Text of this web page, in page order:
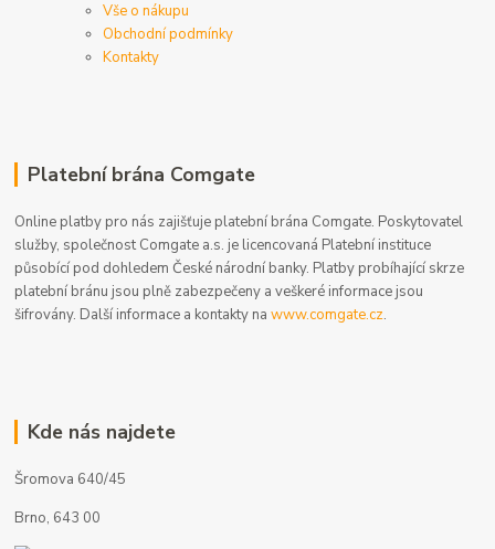
Vše o nákupu
Obchodní podmínky
Kontakty
Platební brána Comgate
Online platby pro nás zajišťuje platební brána Comgate. Poskytovatel
služby, společnost Comgate a.s. je licencovaná Platební instituce
působící pod dohledem České národní banky. Platby probíhající skrze
platební bránu jsou plně zabezpečeny a veškeré informace jsou
šifrovány. Další informace a kontakty nawww.comgate.cz.
Kde nás najdete
Šromova 640/45
Brno, 643 00